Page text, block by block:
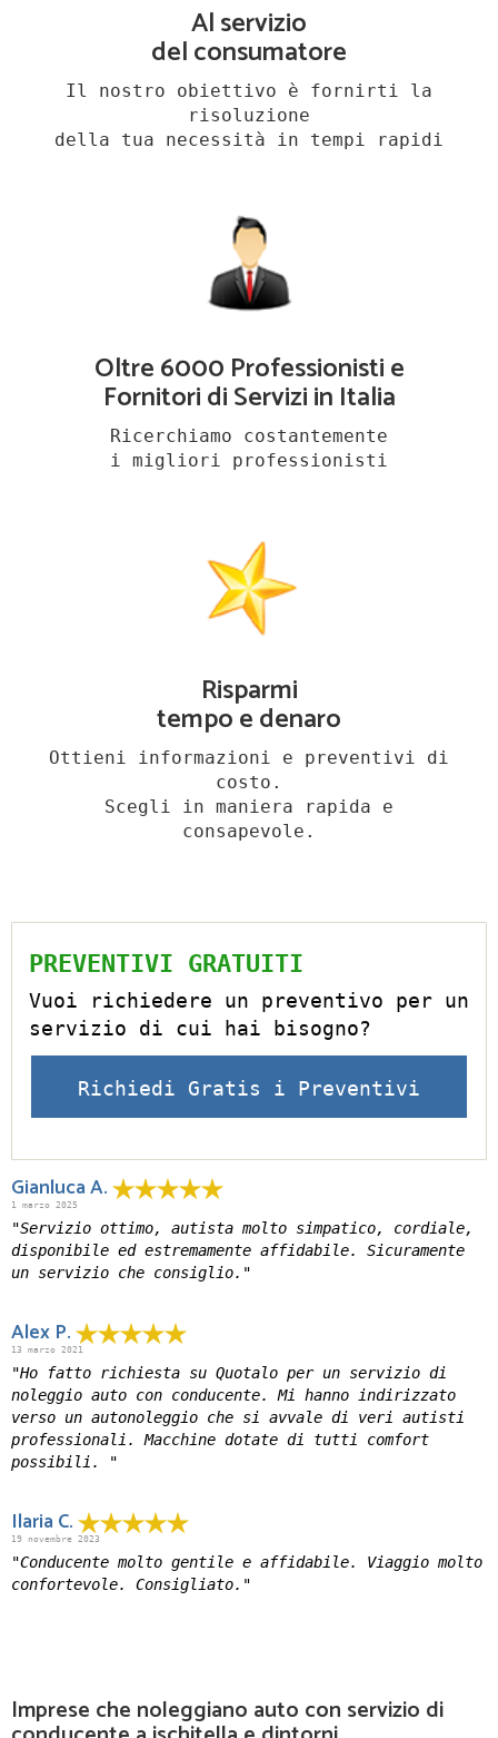
Al servizio
del consumatore
Il nostro obiettivo è fornirti la
risoluzione
della tua necessità in tempi rapidi
Oltre 6000 Professionisti e
Fornitori di Servizi in Italia
Ricerchiamo costantemente
i migliori professionisti
Risparmi
tempo e denaro
Ottieni informazioni e preventivi di
costo.
Scegli in maniera rapida e
consapevole.
PREVENTIVI GRATUITI
Vuoi richiedere un preventivo per un
servizio di cui hai bisogno?
Richiedi Gratis i Preventivi
Gianluca A.
1 marzo 2025
"Servizio ottimo, autista molto simpatico, cordiale,
disponibile ed estremamente affidabile. Sicuramente
un servizio che consiglio."
Alex P.
13 marzo 2021
"Ho fatto richiesta su Quotalo per un servizio di
noleggio auto con conducente. Mi hanno indirizzato
verso un autonoleggio che si avvale di veri autisti
professionali. Macchine dotate di tutti comfort
possibili. "
Ilaria C.
19 novembre 2023
"Conducente molto gentile e affidabile. Viaggio molto
confortevole. Consigliato."
Imprese che noleggiano auto con servizio di